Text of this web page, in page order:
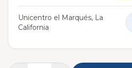
Unicentro el Marqués, La
California